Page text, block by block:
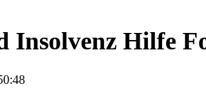
Insolvenz Hilfe